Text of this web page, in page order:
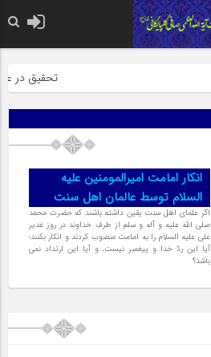
تحقیق در
انکار امامت امیرالمومنین علیه
السلام توسط عالمان اهل سنت
اگر علماى اهل سنت یقین داشته باشند که حضرت محمد
صلی الله علیه و آله و سلم از طرف خداوند در روز غدیر
على علیه السلام را به امامت منصوب کردند و انکار بکنند؛
آیا این ردّ خدا و پیغمبر نیست، و آیا این ارتداد نمى
باشد؟